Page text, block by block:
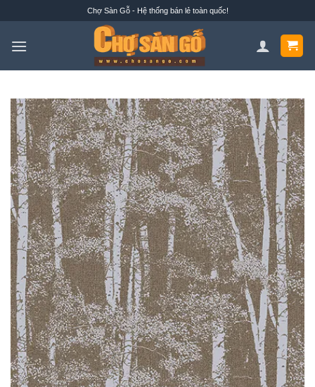
nội
Chợ Sàn Gỗ - Hệ thống bán lẻ toàn quốc!